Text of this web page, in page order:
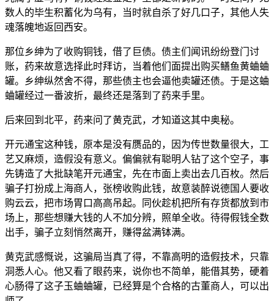
数人的毕生积蓄化为乌有，当时就自杀了好几口子，其他人失
魂落魄地返回西安。
那位乡绅为了收购铜钱，借了巨债。债主们闻讯纷纷登门讨
账，药来故意选择此时拜访，当着他们面提出购买鳝鱼黄蛐蛐
罐。乡绅纵然舍不得，那些债主也会逼他卖罐还债。于是这蛐
蛐罐经过一番波折，最终还是落到了药来手里。
后来回到北平，药来问了黄克武，才知道这其中奥秘。
开元通宝这种钱，原本是没有赝品的，因为传世数量很大，工
艺又麻烦，造假没有意义。偏偏就有聪明人钻了这个空子，事
先铸造了大批缺笔开元通宝，先在市面上卖出去几百枚。然后
骗子打扮成上海商人，张榜收购此钱，故意装醉说德国人要收
购云云，把市场胃口高高吊起。同伙趁机把所有存货都放到市
场上，那些想赚大钱的人不加分辨，照单全收。待得假钱全数
出手，骗子立刻悄然离开，赚得盆满钵满。
黄克武感慨说，这骗局当真了得，不靠高明的造假技术，只靠
洞悉人心。他又看了眼药来，说你也不简单，能借其势，硬着
心肠得了这子玉蛐蛐罐，已经算是个合格的古董商人，可以出